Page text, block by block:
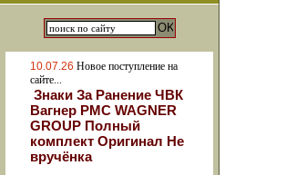
10.07.26 Новое поступление на
сайте...
Знаки За Ранение ЧВК
Вагнер РМС WAGNER
GROUP Полный
комплект Оригинал Не
вручёнка